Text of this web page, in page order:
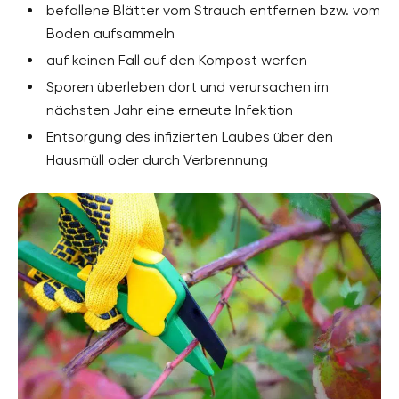
befallene Blätter vom Strauch entfernen bzw. vom
Boden aufsammeln
auf keinen Fall auf den Kompost werfen
Sporen überleben dort und verursachen im
nächsten Jahr eine erneute Infektion
Entsorgung des infizierten Laubes über den
Hausmüll oder durch Verbrennung